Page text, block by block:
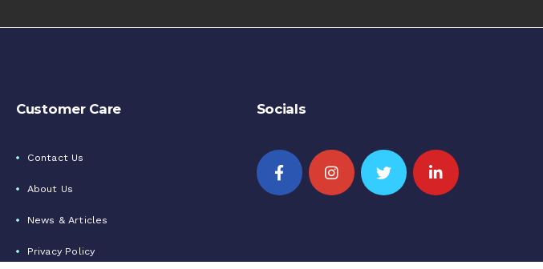
Customer Care
Contact Us
About Us
News & Articles
Privacy Policy
Socials